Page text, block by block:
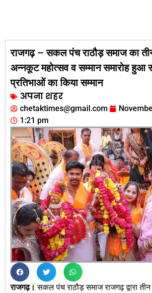
राजगढ़ – सकल पंच राठौड़ समाज का
अन्नकूट महोत्सव व सम्मान समारोह हुआ
प्रतिभाओं का किया सम्मान
अपना शहर
chetaktimes@gmail.com
1:21 pm
राजगढ़।सकल पंच राठौड़ समाज राजगढ़ द्वारा